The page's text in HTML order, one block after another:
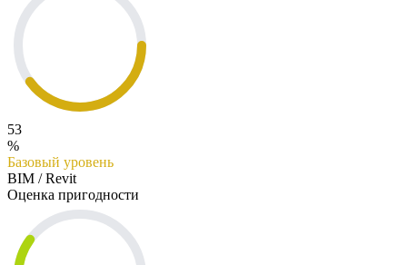
53
%
Базовый уровень
BIM / Revit
Оценка пригодности